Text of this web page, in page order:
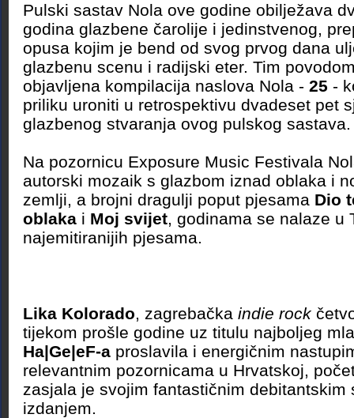
Pulski sastav Nola ove godine obilježava
godina glazbene čarolije i jedinstvenog,
opusa kojim je bend od svog prvog dana
glazbenu scenu i radijski eter. Tim
objavljena kompilacija naslova Nola - 25 -
priliku uroniti u retrospektivu dvadeset pet
glazbenog stvaranja ovog pulskog sastava.
Na pozornicu Exposure Music Festivala
autorski mozaik s glazbom iznad oblaka i
zemlji, a brojni dragulji poput pjesama Dio
oblaka i Moj svijet, godinama se nalaze u
najemitiranijih pjesama.
Lika Kolorado, zagrebačka indie rock
tijekom prošle godine uz titulu najboljeg
Ha|Ge|eF-a proslavila i energičnim
relevantnim pozornicama u Hrvatskoj,
zasjala je svojim fantastičnim debitantskim
izdanjem.